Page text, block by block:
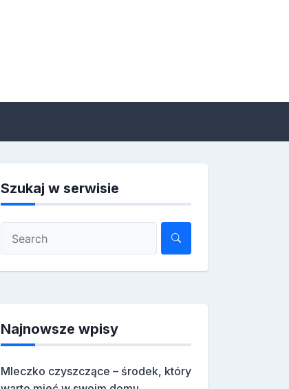
Szukaj w serwisie
Najnowsze wpisy
Mleczko czyszczące – środek, który